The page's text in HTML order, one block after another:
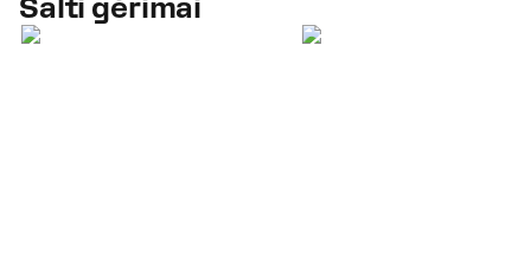
Šalti gėrimai